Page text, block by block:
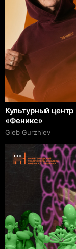
Культурный центр
«Феникс»
Gleb Gurzhiev